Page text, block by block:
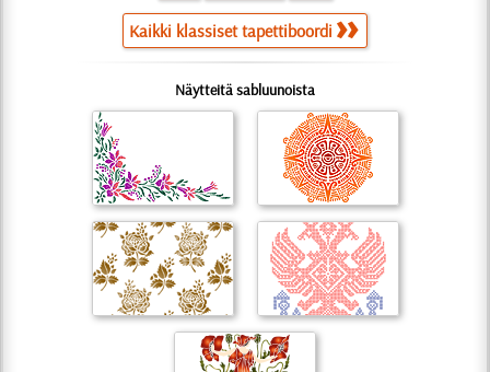
Kaikki klassiset tapettiboordi
Näytteitä sabluunoista